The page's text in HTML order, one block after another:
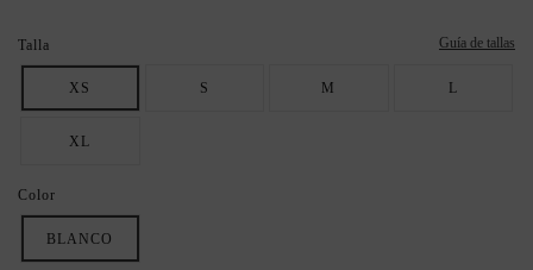
Talla Guía de tallas
XS S M L
XL
Color
BLANCO